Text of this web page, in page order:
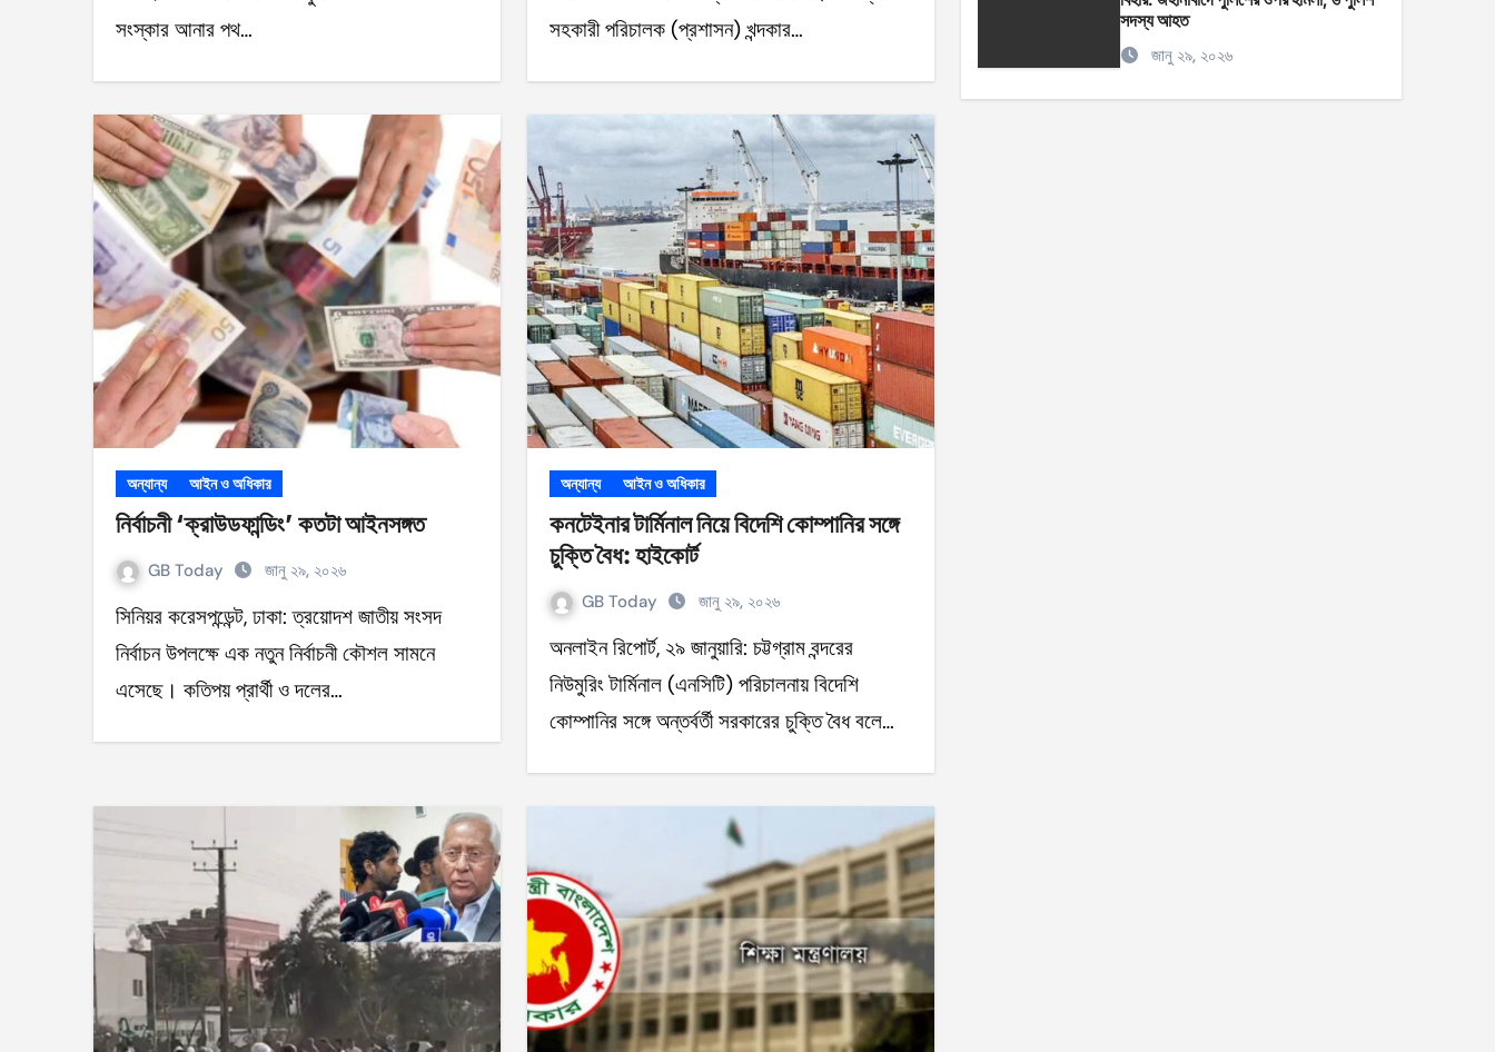
সংস্কার আনার পথ…
সহকারী পরিচালক (প্রশাসন) খন্দকার…
অন্যান্য আইন ও অধিকার
নির্বাচনী ‘ক্রাউডফান্ডিং’ কতটা আইনসঙ্গত
GB Today জানু ২৯, ২০২৬
সিনিয়র করেসপন্ডেন্ট, ঢাকা: ত্রয়োদশ জাতীয় সংসদ
নির্বাচন উপলক্ষে এক নতুন নির্বাচনী কৌশল সামনে
এসেছে। কতিপয় প্রার্থী ও দলের…
অন্যান্য আইন ও অধিকার
কনটেইনার টার্মিনাল নিয়ে বিদেশি কোম্পানির সঙ্গে
চুক্তি বৈধ: হাইকোর্ট
GB Today জানু ২৯, ২০২৬
অনলাইন রিপোর্ট, ২৯ জানুয়ারি: চট্টগ্রাম বন্দরের
নিউমুরিং টার্মিনাল (এনসিটি) পরিচালনায় বিদেশি
কোম্পানির সঙ্গে অন্তর্বর্তী সরকারের চুক্তি বৈধ বলে…
সদস্য আহত
জানু ২৯, ২০২৬